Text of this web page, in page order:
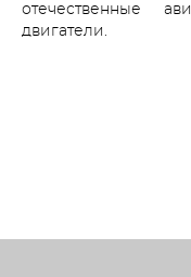
отечественные
двигатели.